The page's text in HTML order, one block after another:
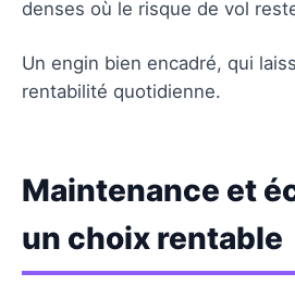
denses où le risque de vol
Un engin bien encadré, qui
rentabilité quotidienne.
Maintenance et
un choix rentable